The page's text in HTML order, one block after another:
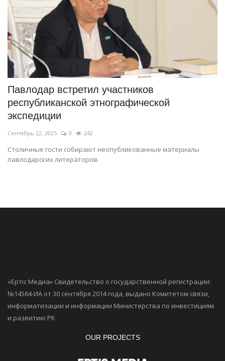
Павлодар встретил участников
республиканской этнографической
экспедиции
Сентябрь 22, 2025 0 242
Столичные гости собирают неопубликованные материалы
павлодарских литераторов.
«Ертiс Медиа» Свидетельство о государственной регистрации:
№14564-ИА от 30 сентября 2014 года, выдано Комитетом связи,
информатизации и информации Министерства по инвестициям
и развитию РК
OUR PROJECTS